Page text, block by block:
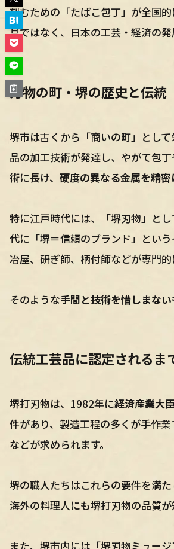
刻むための「たばこ包丁」が全国
具ではなく、日本の工芸・経済の
刃物の町・堺の歴史と伝統
堺市は古くから「商いの町」とし
品の加工技術が発達し、やがて包
術に長け、 硬度の異なる金属を精
特に江戸時代には、「堺刃物」とし
代に「堺＝信頼のブランド」とい
冶屋、研ぎ師、柄付師などが専門
そのような手間と技術を惜しまな
伝統工芸品に認定されるま
堺打刃物は、1982年に経済産業大
件があり、製造工程の多くが手作
などが求められます。
堺の職人たちはこれらの要件を満
海外の料理人にも堺打刃物の品質
また、堺市内には「堺刃物ミュー